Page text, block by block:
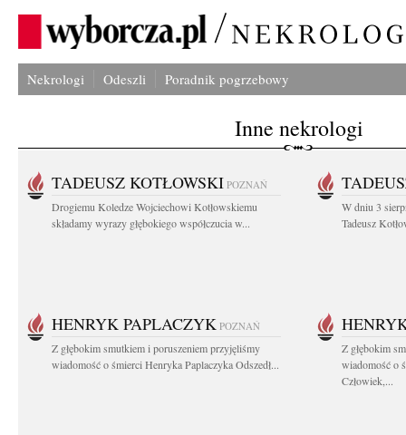
Nekrologi Odeszli Poradnik pogrzebowy
Inne nekrologi
TADEUSZ KOTŁOWSKI POZNAŃ
Drogiemu Koledze Wojciechowi Kotłowskiemu
składamy wyrazy głębokiego współczucia w...
W dniu 3
Tadeusz
HENRYK PAPLACZYK POZNAŃ
Z głębokim smutkiem i poruszeniem przyjęliśmy
wiadomość o śmierci Henryka Paplaczyka Odszedł...
Z głębokim
wiadomość o
Człowiek,...